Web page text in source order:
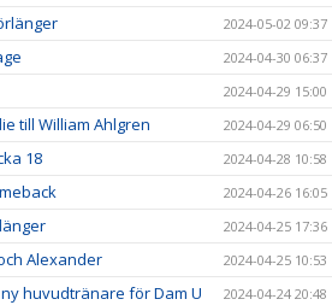
2024-05-02 09:37
2024-04-30 06:37
2024-04-29 15:00
till William Ahlgren 2024-04-29 06:50
18 2024-04-28 10:58
2024-04-26 16:05
2024-04-25 17:36
Alexander 2024-04-25 10:53
huvudtränare för Dam U 2024-04-24 20:48